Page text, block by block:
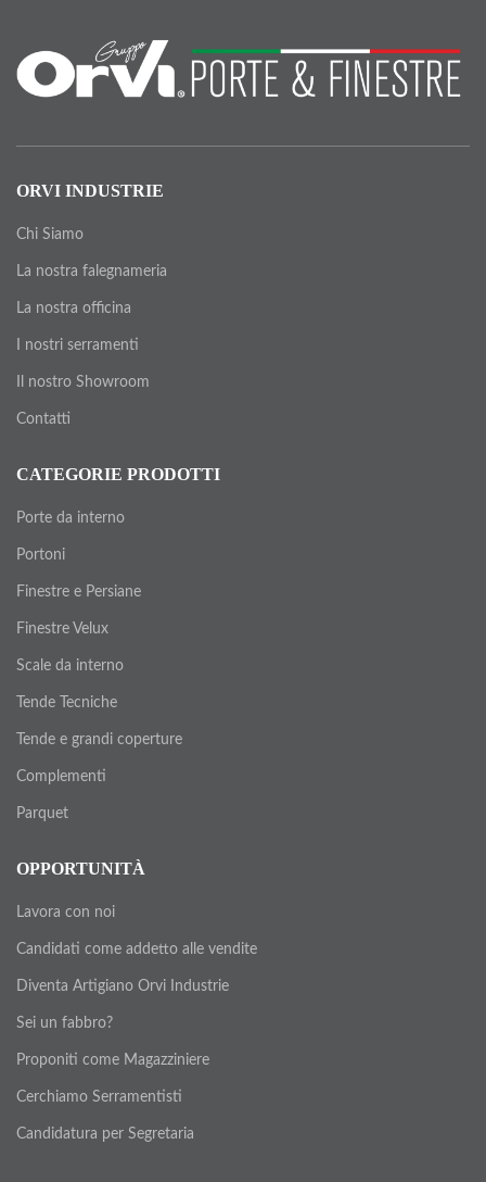
ORVI INDUSTRIE
Chi Siamo
La nostra falegnameria
La nostra officina
I nostri serramenti
Il nostro Showroom
Contatti
CATEGORIE PRODOTTI
Porte da interno
Portoni
Finestre e Persiane
Finestre Velux
Scale da interno
Tende Tecniche
Tende e grandi coperture
Complementi
Parquet
OPPORTUNITÀ
Lavora con noi
Candidati come addetto alle vendite
Diventa Artigiano Orvi Industrie
Sei un fabbro?
Proponiti come Magazziniere
Cerchiamo Serramentisti
Candidatura per Segretaria